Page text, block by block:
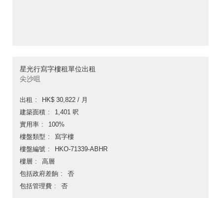
星光行寫字樓租單位出租
尖沙咀
出租
HK$ 30,822 / 月
建築面積
1,401 呎
實用率
100%
樓盤類型
寫字樓
樓盤編號
HKO-71339-ABHR
樓層
高層
包括政府差餉
否
包括管理費
否